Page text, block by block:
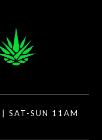
SAT-SUN 11AM